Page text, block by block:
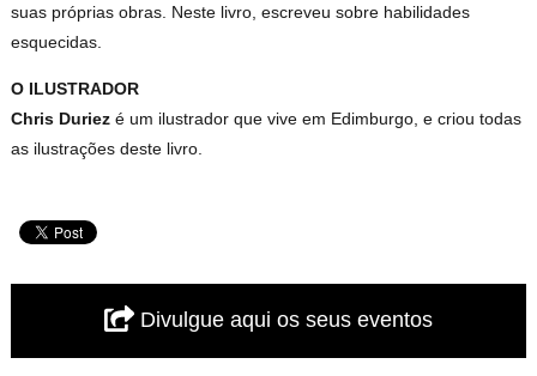
suas próprias obras. Neste livro, escreveu sobre habilidades
esquecidas.
O ILUSTRADOR
Chris Duriez é um ilustrador que vive em Edimburgo, e criou todas
as ilustrações deste livro.
Divulgue aqui os seus eventos